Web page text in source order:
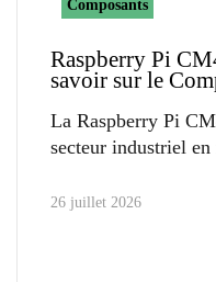
Composants
Raspberry Pi
savoir sur le
La Raspberry Pi
secteur industriel en
26 juillet 2026